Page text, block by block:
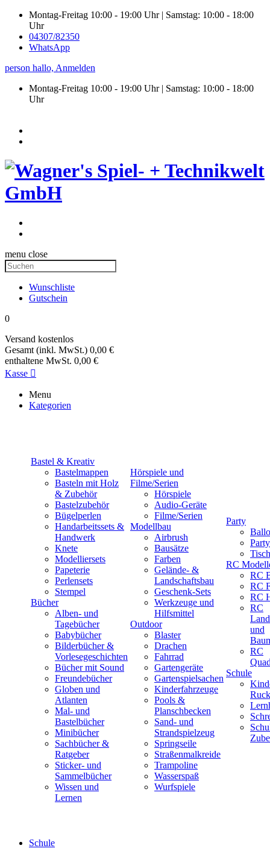
Montag-Freitag 10:00 - 19:00 Uhr | Samstag: 10:00 - 18:00
Uhr
04307/82350
WhatsApp
person hallo, Anmelden
Montag-Freitag 10:00 - 19:00 Uhr | Samstag: 10:00 - 18:00
Uhr
menu close
Wunschliste
Gutschein
0
Versand kostenlos
Gesamt (inkl. MwSt.) 0,00 €
enthaltene MwSt. 0,00 €
Kasse 
Menu
Kategorien
Bastel & Kreativ
Bastelmappen
Basteln mit Holz
& Zubehör
Bastelzubehör
Bügelperlen
Handarbeitssets &
Handwerk
Knete
Modelliersets
Papeterie
Perlensets
Stempel
Bücher
Alben- und
Tagebücher
Babybücher
Bilderbücher &
Vorlesegeschichten
Bücher mit Sound
Freundebücher
Globen und
Atlanten
Mal- und
Bastelbücher
Minibücher
Sachbücher &
Ratgeber
Sticker- und
Sammelbücher
Wissen und
Lernen
Hörspiele und
Filme/Serien
Hörspiele
Audio-Geräte
Filme/Serien
Modellbau
Airbrush
Bausätze
Farben
Gelände- &
Landschaftsbau
Geschenk-Sets
Werkzeuge und
Hilfsmittel
Outdoor
Blaster
Drachen
Fahrrad
Gartengeräte
Gartenspielsachen
Kinderfahrzeuge
Pools &
Planschbecken
Sand- und
Strandspielzeug
Springseile
Straßenmalkreide
Trampoline
Wasserspaß
Wurfspiele
Party
RC
RC
RC
RC
RC
und
RC
Schule
Schule